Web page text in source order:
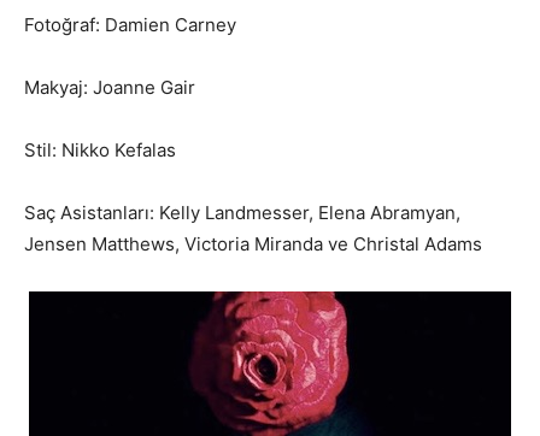
Fotoğraf: Damien Carney
Makyaj: Joanne Gair
Stil: Nikko Kefalas
Saç Asistanları: Kelly Landmesser, Elena Abramyan,
Jensen Matthews, Victoria Miranda ve Christal Adams